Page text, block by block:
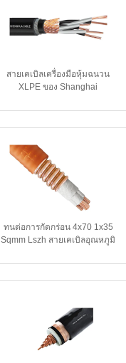
สายเคเบิลเครื่องมือหุ้มฉนวน
XLPE ของ Shanghai
เครื่องมือเสริมเกราะ
ทนต่อการกัดกร่อน 4x70 1x35
Sqmm Lszh สายเคเบิลอุณหภูมิ